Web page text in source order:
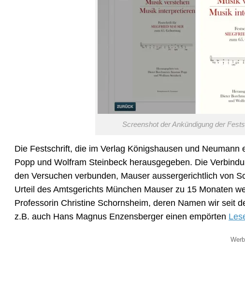
Screenshot der Ankündigung der
Die Festschrift, die im Verlag Königshausen und
Popp und Wolfram Steinbeck herausgegeben. Die
den Versuchen verbunden, Mauser aussergerichtlich von
Urteil des Amtsgerichts München Mauser zu 15 Monaten
Professorin Christine Schornsheim, deren Namen wir seit
z.B. auch Hans Magnus Enzensberger einen empörten